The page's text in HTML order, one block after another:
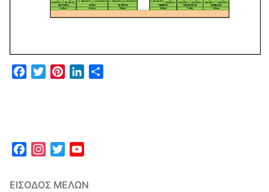
FacebookTwitterPinterestLinkedIn
FacebookInstagram
Twitter
ΕΊΣΟΔΟΣ ΜΕΛΏΝ